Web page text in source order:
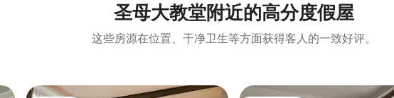
圣母大教堂附近的高分度假屋
这些房源在位置、干净卫生等方面获得客人的一致好评。